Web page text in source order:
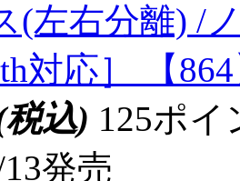
(左右分離) /
対応］ 【
税込) 125ポ
発売